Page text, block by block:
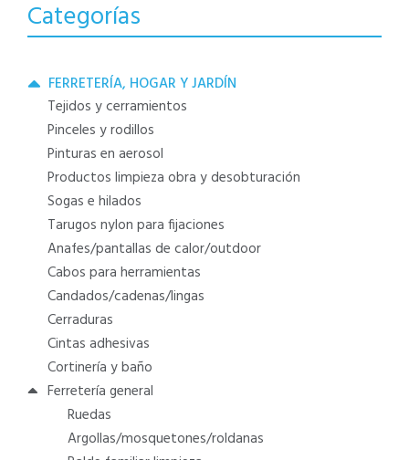
Categorías
FERRETERÍA, HOGAR Y JARDÍN
tejidos y cerramientos
pinceles y rodillos
pinturas en aerosol
productos limpieza obra y desobturación
sogas e hilados
tarugos nylon para fijaciones
anafes/pantallas de calor/outdoor
cabos para herramientas
candados/cadenas/lingas
cerraduras
cintas adhesivas
cortinería y baño
ferretería general
ruedas
argollas/mosquetones/roldanas